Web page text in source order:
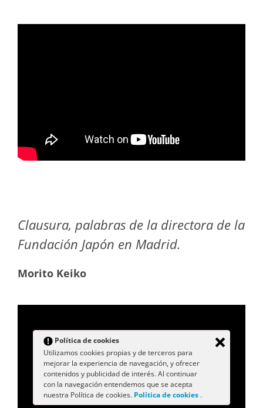
Clausura, palabras de la directora de la
Fundación Japón en Madrid.
Morito Keiko
Política de cookies
Utilizamos cookies propias y de terceros para
mejorar la experiencia de navegación, y ofrecer
contenidos y publicidad de interés. Al continuar
con la navegación entendemos que se acepta
nuestra Política de cookies. Política de cookies .